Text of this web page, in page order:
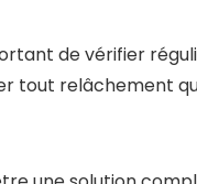
de vérifier
tout relâchement